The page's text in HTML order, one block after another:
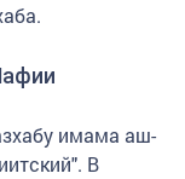
имама аш-
В